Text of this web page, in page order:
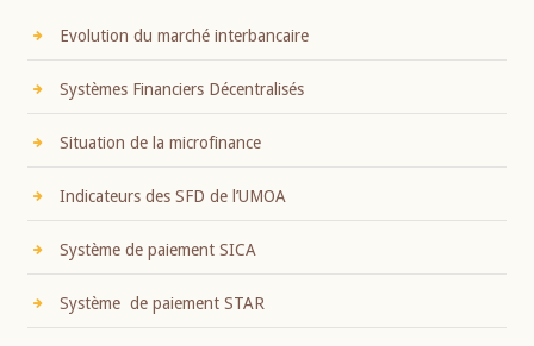
Evolution du marché interbancaire
Systèmes Financiers Décentralisés
Situation de la microfinance
Indicateurs des SFD de l’UMOA
Système de paiement SICA
Système de paiement STAR